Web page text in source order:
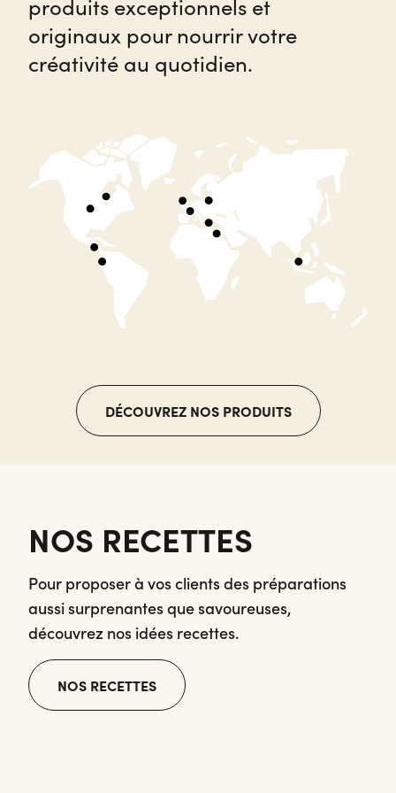
produits exceptionnels et
originaux pour nourrir votre
créativité au quotidien.
DÉCOUVREZ NOS PRODUITS
NOS RECETTES
Pour proposer à vos clients des préparations
aussi surprenantes que savoureuses,
découvrez nos idées recettes.
NOS RECETTES